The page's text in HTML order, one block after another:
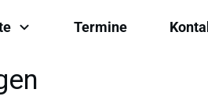
Termine